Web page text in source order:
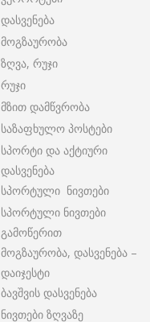
დასვენება
მოგზაურობა
ზღვა, რუჯი
რუჯი
მზით დამწვრობა
საზაფხულო პოსტები
სპორტი და აქტიური
დასვენება
სპორტული ნივთები
სპორტული ნივთები
გამოწერით
მოგზაურობა, დასვენება –
დაიჯესტი
ბავშვის დასვენება
ნივთები ზღვაზე